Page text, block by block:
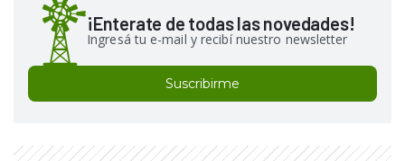
¡Enterate de todas las novedades!
Ingresá tu e-mail y recibí nuestro newsletter
Suscribirme